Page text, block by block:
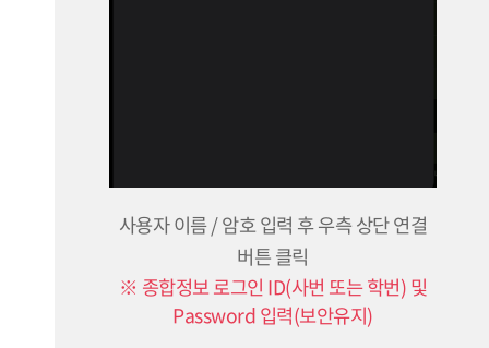
사용자 이름 / 암호 입력 후 우측 상단 연결
버튼 클릭
※ 종합정보 로그인 ID(사번 또는 학번) 및
Password 입력(보안유지)